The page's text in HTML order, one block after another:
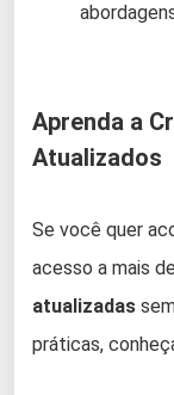
Aprenda a
Atualizados
Se você quer
acesso a mais de
atualizadas
práticas,